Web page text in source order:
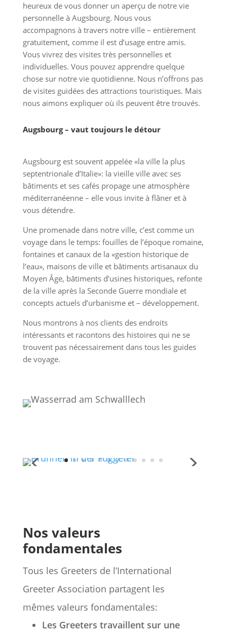
heureux de vous donner un aperçu de notre vie
personnelle à Augsbourg. Nous vous
accompagnons à travers notre ville – entièrement
gratuitement, comme il est d’usage entre amis.
Vous vivrez des visites très personnelles et
individuelles. Vous pouvez apprendre quelque
chose sur notre vie quotidienne. Nous n’offrons pas
de visites guidées des attractions touristiques. Mais
nous aimons expliquer où ils peuvent être trouvés.
Augsbourg – vaut toujours le détour
Augsbourg est souvent appelée «la ville la plus
septentrionale d’Italie»: la vieille ville avec ses
bâtiments et ses cafés propage une atmosphère
méditerranéenne – elle vous invite à flâner et à
vous détendre.
Une promenade dans notre ville, c’est comme un
voyage dans le temps: fouilles de l’époque romaine,
fontaines et canaux de la «gestion historique de
l’eau», maisons de ville et bâtiments artisanaux du
Moyen Âge, bâtiments d’usines historiques, refonte
de la ville après la Seconde Guerre mondiale et
concepts actuels d’urbanisme et – développement.
Nous montrons à nos clients des endroits
intéressants et racontons des histoires qui ne se
trouvent pas nécessairement dans tous les guides
de voyage.
Nos valeurs
fondamentales
Tous les Greeters de l’International
Greeter Association partagent les
mêmes valeurs fondamentales:
Les Greeters travaillent sur une